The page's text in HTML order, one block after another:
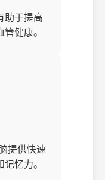
助于提高
健康。
提供快速
忆力。